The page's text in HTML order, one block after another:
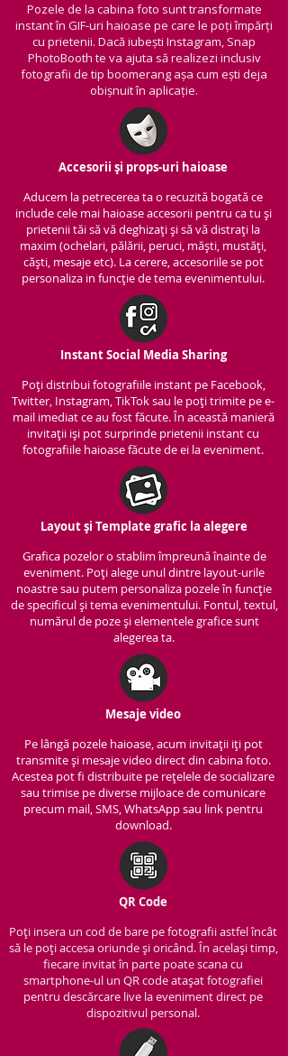
Pozele de la cabina foto sunt transformate
instant în GIF-uri haioase pe care le poți împărți
cu prietenii. Dacă iubești Instagram, Snap
PhotoBooth te va ajuta să realizezi inclusiv
fotografii de tip boomerang așa cum ești deja
obișnuit în aplicație.
Accesorii și props-uri haioase
Aducem la petrecerea ta o recuzită bogată ce
include cele mai haioase accesorii pentru ca tu și
prietenii tăi să vă deghizați și să vă distrați la
maxim (ochelari, pălării, peruci, măști, mustăți,
căști, mesaje etc). La cerere, accesoriile se pot
personaliza in funcție de tema evenimentului.
Instant Social Media Sharing
Poți distribui fotografiile instant pe Facebook,
Twitter, Instagram, TikTok sau le poți trimite pe e-
mail imediat ce au fost făcute. În această manieră
invitații iși pot surprinde prietenii instant cu
fotografiile haioase făcute de ei la eveniment.
Layout și Template grafic la alegere
Grafica pozelor o stablim împreună înainte de
eveniment. Poți alege unul dintre layout-urile
noastre sau putem personaliza pozele în funcție
de specificul și tema evenimentului. Fontul, textul,
numărul de poze și elementele grafice sunt
alegerea ta.
Mesaje video
Pe lângă pozele haioase, acum invitații iți pot
transmite și mesaje video direct din cabina foto.
Acestea pot fi distribuite pe rețelele de socializare
sau trimise pe diverse mijloace de comunicare
precum mail, SMS, WhatsApp sau link pentru
download.
QR Code
Poți insera un cod de bare pe fotografii astfel încât
să le poți accesa oriunde și oricând. În același timp,
fiecare invitat în parte poate scana cu
smartphone-ul un QR code atașat fotografiei
pentru descărcare live la eveniment direct pe
dispozitivul personal.